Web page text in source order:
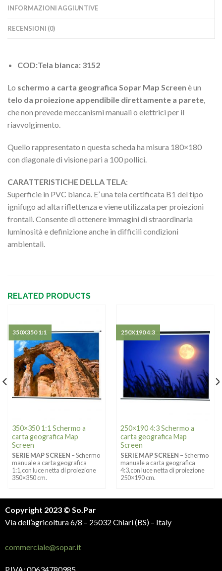
INFORMAZIONI AGGIUNTIVE
RECENSIONI (0)
COD:Tela bianca: 3152
Lo schermo a carta geografica Sopar Map Screen è un
telo da proiezione appendibile direttamente a parete
che non prevede meccanismi manuali o elettrici per il
riavvolgimento.
Quello rappresentato n questa scheda ha misura 180×180
con diagonale di visione pari a 100 pollici.
CARATTERISTICHE DELLA TELA:
Superficie in PVC bianca. E’ una tela certificata B1 del tipo
ignifugo ad alta riflettenza e viene utilizzata per proiezioni
frontali. Consente di ottenere immagini di straordinaria
luminosità e definizione anche in difficili condizioni
ambientali.
RELATED PRODUCTS
350×350 1:1 Schermo a
carta geografica Map
Screen
SERIE MAP SCREEN – Schermo
manuale a carta geografica
1:1,con luce netta di proiezione
350×350 cm.
350X350 1:1
250×190 4:3 Schermo a
carta geografica Map
Screen
SERIE MAP SCREEN – Schermo
manuale a carta geografica
4:3,con luce netta di proiezione
250×190 cm.
250X190 4:3
Copyright 2023 © So.Par
Via dell’agricoltura 6/8 – 25032 Chiari (BS) – Italy
commerciale@sopar.it